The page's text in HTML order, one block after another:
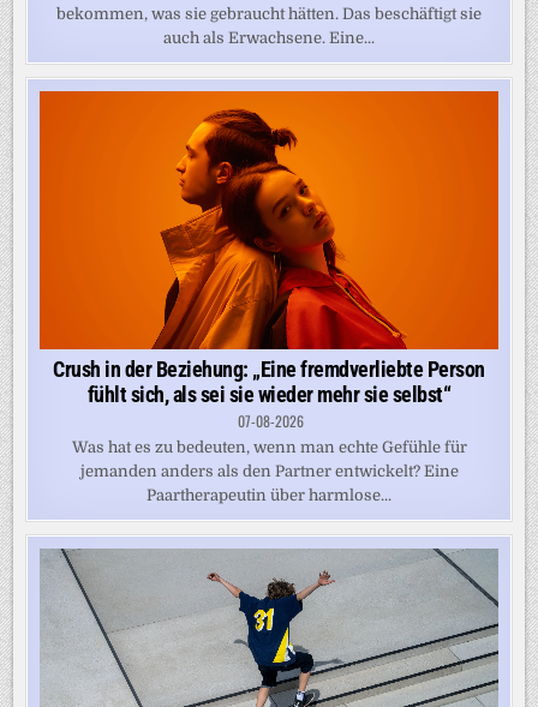
bekommen, was sie gebraucht hätten. Das beschäftigt sie
auch als Erwachsene. Eine...
Crush in der Beziehung: „Eine fremdverliebte Person
fühlt sich, als sei sie wieder mehr sie selbst“
07-08-2026
Was hat es zu bedeuten, wenn man echte Gefühle für
jemanden anders als den Partner entwickelt? Eine
Paartherapeutin über harmlose...